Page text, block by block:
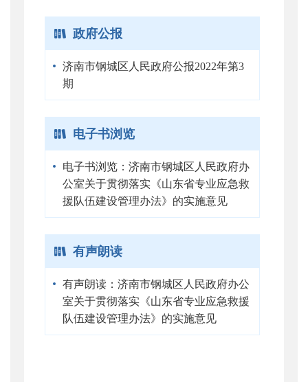
政府公报
济南市钢城区人民政府公报2022年第3
期
电子书浏览
电子书浏览：济南市钢城区人民政府办
公室关于贯彻落实《山东省专业应急救
援队伍建设管理办法》的实施意见
有声朗读
有声朗读：济南市钢城区人民政府办公
室关于贯彻落实《山东省专业应急救援
队伍建设管理办法》的实施意见